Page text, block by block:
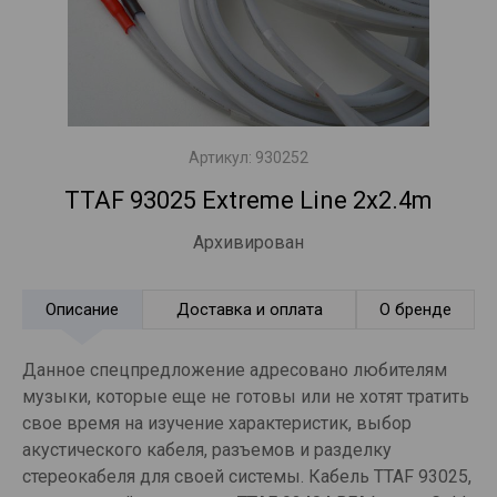
Артикул: 930252
TTAF 93025 Extreme Line 2x2.4m
Архивирован
Описание Доставка и оплата О бренде
Данное спецпредложение адресовано любителям
музыки, которые еще не готовы или не хотят тратить
свое время на изучение характеристик, выбор
акустического кабеля, разъемов и разделку
стереокабеля для своей системы. Кабель TTAF 93025,